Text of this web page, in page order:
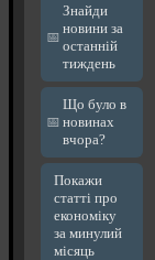
Знайди
новини за
останній
тиждень
Що було в
новинах
вчора?
Покажи
статті про
економіку
за минулий
місяць